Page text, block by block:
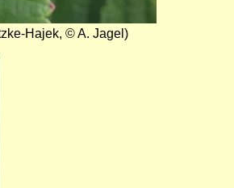
Hajek, © A. Jagel)